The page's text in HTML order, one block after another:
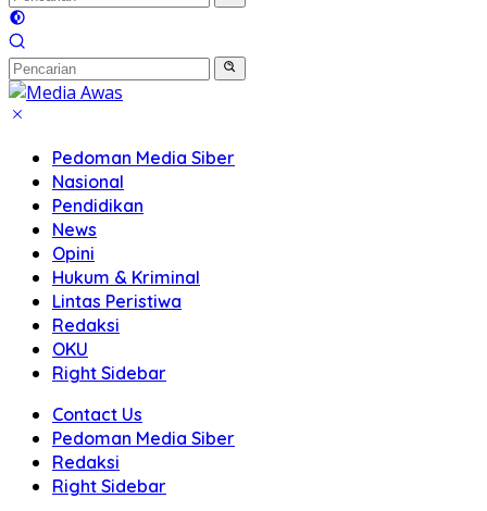
Pedoman Media Siber
Nasional
Pendidikan
News
Opini
Hukum & Kriminal
Lintas Peristiwa
Redaksi
OKU
Right Sidebar
Contact Us
Pedoman Media Siber
Redaksi
Right Sidebar